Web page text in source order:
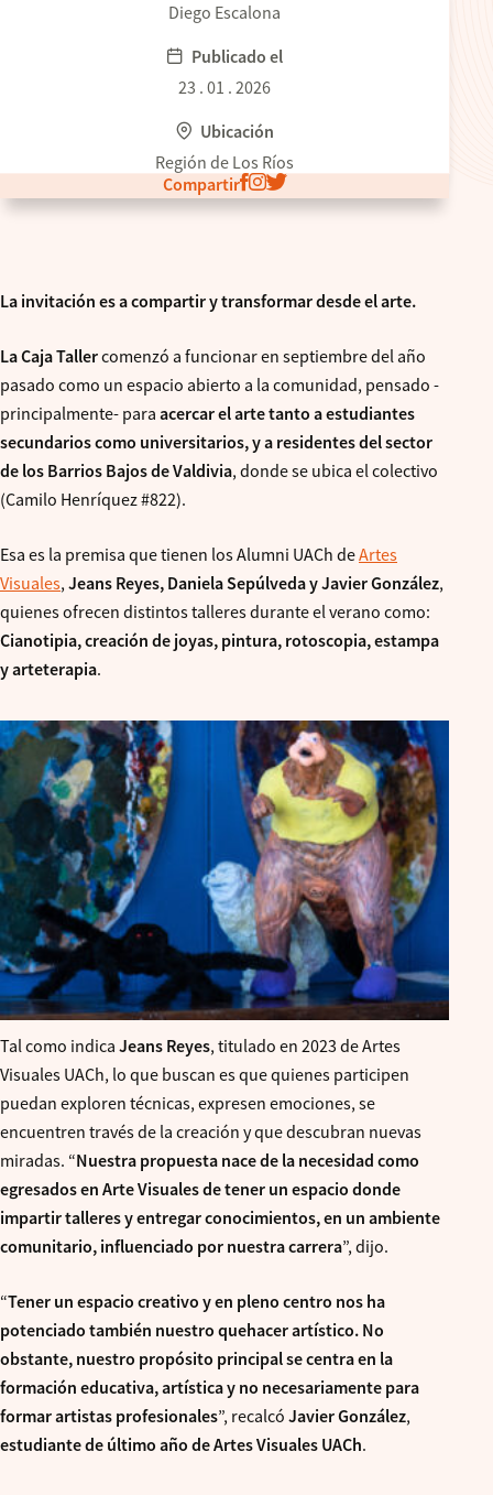
La invitación es a compartir y transformar desde el arte.
La Caja Tallercomenzó a funcionar en septiembre del año
pasado como un espacio abierto a la comunidad, pensado -
principalmente- para acercar el arte tanto a estudiantes
secundarios como universitarios, y a residentes del sector
de los Barrios Bajos de Valdivia, donde se ubica el colectivo
(Camilo Henríquez #822).
Esa es la premisa que tienen los Alumni UACh deArtes
Visuales, Jeans Reyes, Daniela Sepúlveda y Javier González,
quienes ofrecen distintos talleres durante el verano como:
Cianotipia, creación de joyas, pintura, rotoscopia, estampa
y arteterapia.
Tal como indica Jeans Reyes, titulado en 2023 de Artes
Visuales UACh, lo que buscan es que quienes participen
puedan exploren técnicas, expresen emociones, se
encuentren través de la creación y que descubran nuevas
miradas. “Nuestra propuesta nace de la necesidad como
egresados en Arte Visuales de tener un espacio donde
impartir talleres y entregar conocimientos, en un ambiente
comunitario, influenciado por nuestra carrera”, dijo.
“Tener un espacio creativo y en pleno centro nos ha
potenciado también nuestro quehacer artístico. No
obstante, nuestro propósito principal se centra en la
formación educativa, artística y no necesariamente para
formar artistas profesionales”, recalcó Javier González,
estudiante de último año de Artes Visuales UACh.
Diego Escalona
Publicado el
23 . 01 . 2026
Ubicación
Región de Los Ríos
Compartir